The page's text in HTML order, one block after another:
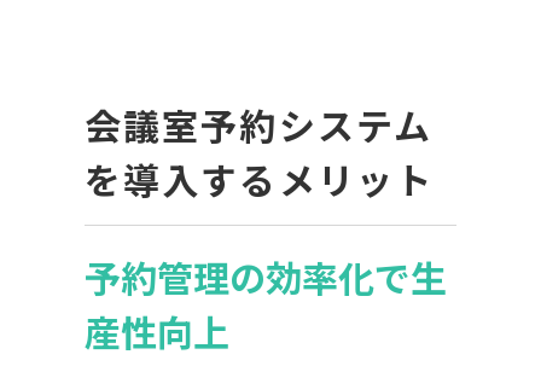
会議室予約システム
を導入するメリット
予約管理の効率化で生
産性向上